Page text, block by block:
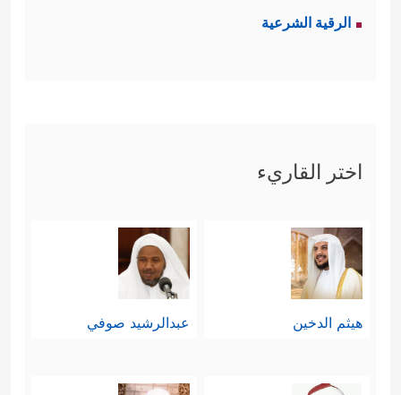
الرقية الشرعية
اختر القاريء
هيثم الدخين عبدالرشيد صوفي